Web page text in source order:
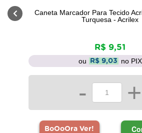
Caneta Marcador Para Tecido
Turquesa - Acrilex
R$ 9,51
ou R$ 9,03 no PIX
- +
BoOoOra Ver!